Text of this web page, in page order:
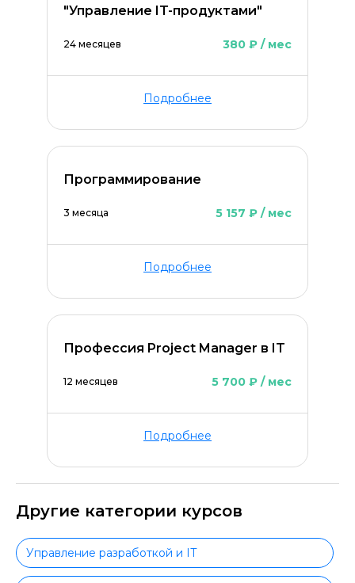
"Управление IT-продуктами"
24 месяцев 380 ₽ / мес
Подробнее
Программирование
3 месяца 5 157 ₽ / мес
Подробнее
Профессия Project Manager в IT
12 месяцев 5 700 ₽ / мес
Подробнее
Другие категории курсов
Управление разработкой и IT